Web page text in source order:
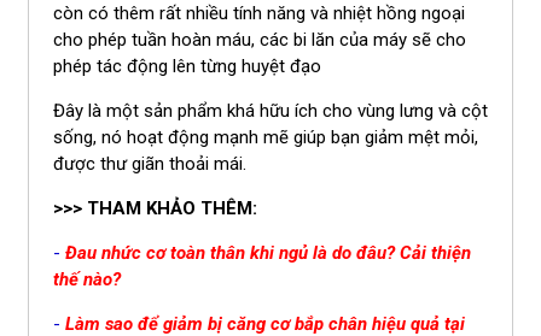
còn có thêm rất nhiều tính năng và nhiệt hồng ngoại
cho phép tuần hoàn máu, các bi lăn của máy sẽ cho
phép tác động lên từng huyệt đạo
Đây là một sản phẩm khá hữu ích cho vùng lưng và cột
sống, nó hoạt động mạnh mẽ giúp bạn giảm mệt mỏi,
được thư giãn thoải mái.
>>> THAM KHẢO THÊM:
- Đau nhức cơ toàn thân khi ngủ là do đâu? Cải thiện
thế nào?
- Làm sao để giảm bị căng cơ bắp chân hiệu quả tại